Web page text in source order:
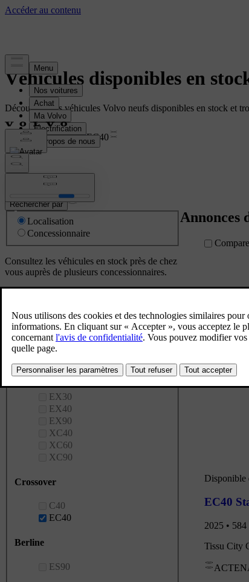
Véhicules disponibles en
Découvrez nos véhicules Volvo neufs disponibles en stock et
Réinitialiser les filtresEC40
Rechercher par
Localisation
Concessionnaire
Consultez les véhicules en stock près de chez
vous auprès de plusieurs concessionnaires.
Énergie
Modèle
SUV
EX30
EX40
EX90
XC40
XC60
XC90
Crossover
C40
EC40
Berline
ES90
Annonces
Disponible
EC40
2025 •
Tissu City